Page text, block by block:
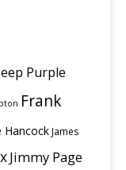
Purple
Frank
HancockJames
Jimmy Page